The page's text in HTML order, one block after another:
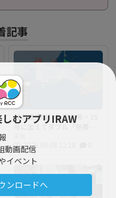
むアプリIRAW
動画配信
イベント
ンロードへ
記事
【台風情報】台風13号・15
号に加えてダブル「熱帯低
に日本直撃か ※18日まで
の雨・風シミュレーショ
ン 【8日正午現在】
2026.08.08 12:18